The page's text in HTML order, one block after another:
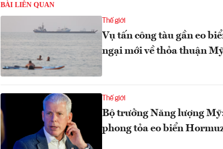
BÀI LIÊN QUAN
Thế giới
Vụ tấn công tàu gần eo
ngại mới về thỏa thuận
Thế giới
Bộ trưởng Năng lượng
phong tỏa eo biển